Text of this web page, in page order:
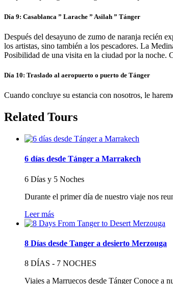
Día 9: Casablanca ” Larache ” Asilah ” Tánger
Después del desayuno de zumo de naranja recién
los artistas, sino también a los pescadores. La
Posibilidad de una visita en la ciudad por la noche.
Día 10: Traslado al aeropuerto o puerto de Tánger
Cuando concluye su estancia con nosotros, le
Related Tours
6 días desde Tánger a Marrakech
6 Días y 5 Noches
Durante el primer día de nuestro viaje nos
Leer más
8 Días desde Tanger a desierto Merzouga
8 DÍAS - 7 NOCHES
Viajes a Marruecos desde Tánger Conoce a